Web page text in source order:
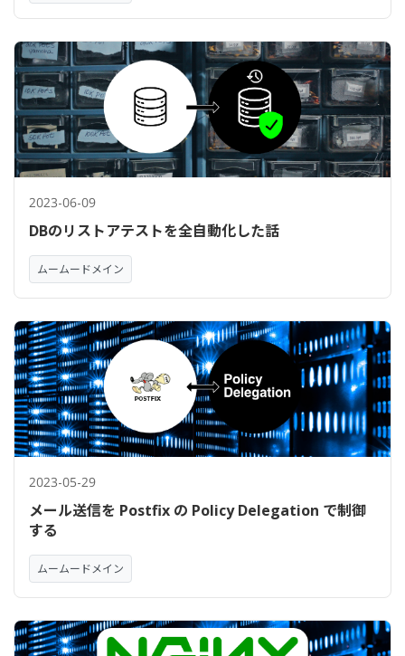
2023-06-09
DBのリストアテストを全自動化した話
ムームードメイン
2023-05-29
メール送信を Postfix の Policy Delegation で制御
する
ムームードメイン